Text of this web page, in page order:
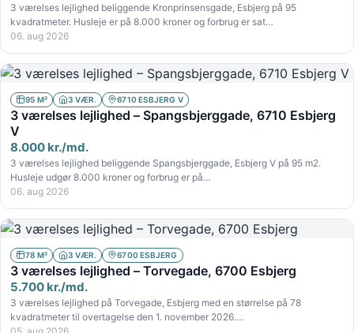
3 værelses lejlighed beliggende Kronprinsensgade, Esbjerg på 95
kvadratmeter. Husleje er på 8.000 kroner og forbrug er sat…
06. aug 2026
95 M² 3 VÆR. 6710 ESBJERG V
3 værelses lejlighed – Spangsbjerggade, 6710 Esbjerg
V
8.000 kr./md.
3 værelses lejlighed beliggende Spangsbjerggade, Esbjerg V på 95 m2.
Husleje udgør 8.000 kroner og forbrug er på…
06. aug 2026
78 M² 3 VÆR. 6700 ESBJERG
3 værelses lejlighed – Torvegade, 6700 Esbjerg
5.700 kr./md.
3 værelses lejlighed på Torvegade, Esbjerg med en størrelse på 78
kvadratmeter til overtagelse den 1. november 2026.…